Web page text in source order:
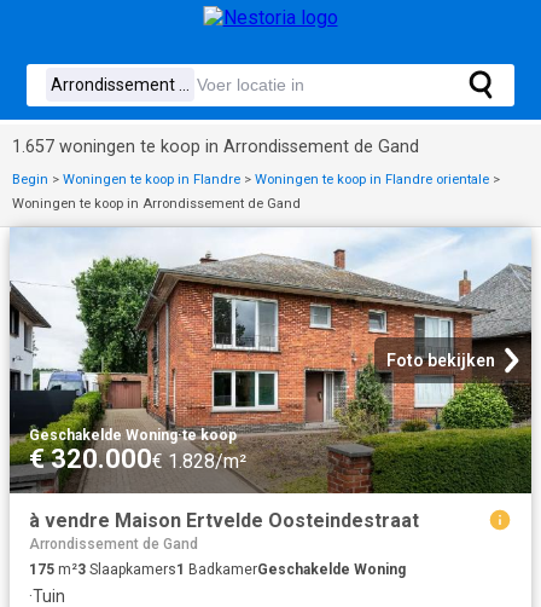
1.657 woningen te koop in Arrondissement de Gand
Begin > Woningen te koop in Flandre > Woningen te koop in Flandre orientale >
Woningen te koop in Arrondissement de Gand
Foto bekijken
Geschakelde Woning·te koop
€ 320.000€ 1.828/m²
à vendre Maison Ertvelde Oosteindestraat
Arrondissement de Gand
175 m²3 Slaapkamers1 BadkamerGeschakelde Woning
·Tuin